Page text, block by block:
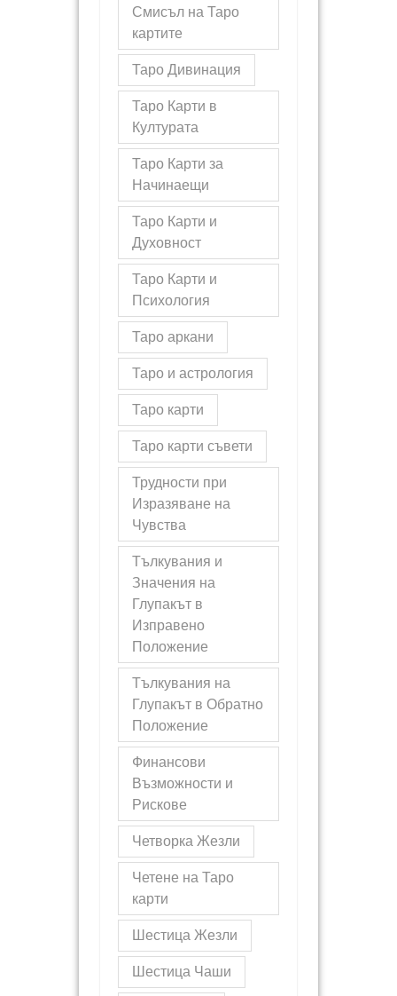
Смисъл на Таро
картите
Таро Дивинация
Таро Карти в
Културата
Таро Карти за
Начинаещи
Таро Карти и
Духовност
Таро Карти и
Психология
Таро аркани
Таро и астрология
Таро карти
Таро карти съвети
Трудности при
Изразяване на
Чувства
Тълкувания и
Значения на
Глупакът в
Изправено
Положение
Тълкувания на
Глупакът в Обратно
Положение
Финансови
Възможности и
Рискове
Четворка Жезли
Четене на Таро
карти
Шестица Жезли
Шестица Чаши